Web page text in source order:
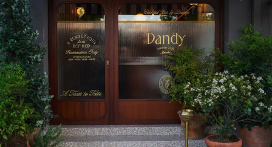
Paylaşıma, lezzete ve müziğe odaklanan bu özel
akşamlar, YAZ’ın sade lüks anlayışını gün batımından
geceye taşıyarak her hafta farklı bir deneyim sunuyor.